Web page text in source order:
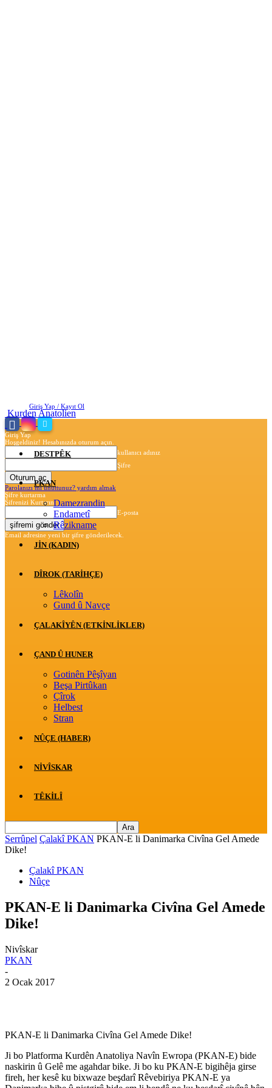
Giriş Yap / Kayıt Ol
Giriş Yap
Hoşgeldiniz! Hesabınızda oturum açın.
kullanıcı adınız
Şifre
Parolanızı mı unuttunuz? yardım almak
Şifre kurtarma
Şifrenizi Kurtarın
E-posta
Email adresine yeni bir şifre gönderilecek.
Kurden Anatolien
DESTPÊK
PKAN
Damezrandin
Endametî
Rêzikname
JİN (KADIN)
DÎROK (TARİHÇE)
Lêkolîn
Gund û Navçe
ÇALAKÎYÊN (ETKINLIKLER)
ÇAND Û HUNER
Gotinên Pêşîyan
Beşa Pirtûkan
Çîrok
Helbest
Stran
NÛÇE (HABER)
NIVÎSKAR
TÊKILÎ
Serrûpel Çalakî PKAN PKAN-E li Danimarka Civîna Gel Amede
Dike!
Çalakî PKAN
Nûçe
PKAN-E li Danimarka Civîna Gel Amede
Dike!
Nivîskar
PKAN
-
2 Ocak 2017
PKAN-E li Danimarka Civîna Gel Amede Dike!
Ji bo Platforma Kurdên Anatoliya Navîn Ewropa (PKAN-E) bide
naskirin û Gelê me agahdar bike. Ji bo ku PKAN-E bigihêja girse
fireh, her kesê ku bixwaze beşdarî Rêvebiriya PKAN-E ya